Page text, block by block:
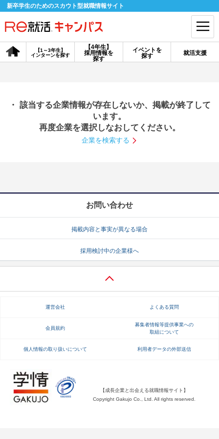
新卒学生のためのスカウト型就職情報サイト
【4年生】
採用情報を
探す
【1～3年生】
インターンを探す
イベントを
探す
就活支援
会員登録 ログイン
探す
【4年生】
説明会を探す
就活ノウハウ・サポート
就活ノウハウが満載！ お役立ち記事・相談室など
就活ニュースペーパー よくある質問
不明点があればこちら
・ 該当する企業情報が存在しないか、掲載が終了して
います。
再度企業を選択しなおしてください。
企業を検索する
お問い合わせ
掲載内容と事実が異なる場合
採用検討中の企業様へ
運営会社 よくある質問
会員規約
募集者情報等提供事業への
取組について
個人情報の取り扱いについて 利用者データの外部送信
【成長企業と出会える就職情報サイト】
Copyright Gakujo Co., Ltd. All rights reserved.